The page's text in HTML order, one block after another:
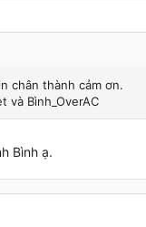
chân thành cảm ơn.
và Bình_OverAC
Bình ạ.